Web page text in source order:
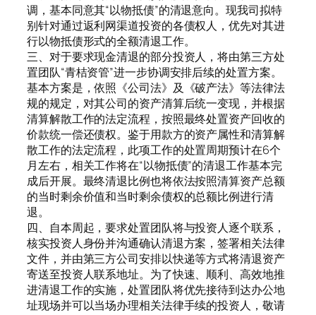
调，基本同意其“以物抵债”的清退意向。现我司拟特
别针对通过返利网渠道投资的各债权人，优先对其进
行以物抵债形式的全额清退工作。
三、对于要求现金清退的部分投资人，将由第三方处
置团队“青桔资管”进一步协调安排后续的处置方案。
基本方案是，依照《公司法》及《破产法》等法律法
规的规定，对其公司的资产清算后统一变现，并根据
清算解散工作的法定流程，按照最终处置资产回收的
价款统一偿还债权。鉴于用款方的资产属性和清算解
散工作的法定流程，此项工作的处置周期预计在6个
月左右，相关工作将在“以物抵债”的清退工作基本完
成后开展。最终清退比例也将依法按照清算资产总额
的当时剩余价值和当时剩余债权的总额比例进行清
退。
四、自本周起，要求处置团队将与投资人逐个联系，
核实投资人身份并沟通确认清退方案，签署相关法律
文件，并由第三方公司安排以快递等方式将清退资产
寄送至投资人联系地址。为了快速、顺利、高效地推
进清退工作的实施，处置团队将优先接待到达办公地
址现场并可以当场办理相关法律手续的投资人，敬请